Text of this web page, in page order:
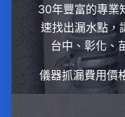
30年豐富的專業
速找出漏水點，
台中、彰化、
儀器抓漏費用價